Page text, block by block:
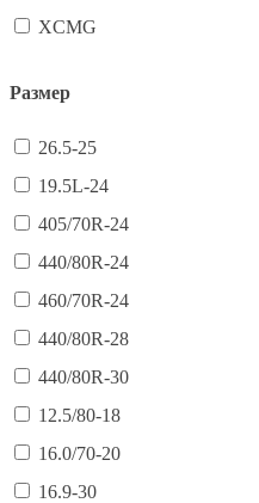
XCMG
Размер
26.5-25
19.5L-24
405/70R-24
440/80R-24
460/70R-24
440/80R-28
440/80R-30
12.5/80-18
16.0/70-20
16.9-30